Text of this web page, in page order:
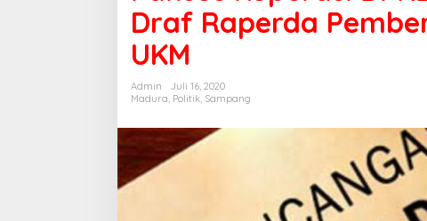
Kembalikan
Draf
Draf Raperda
UKM
Admin
Juli 16, 2020
Madura, Politik, Sampang